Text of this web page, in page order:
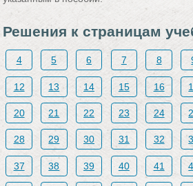
Решения к страницам
4 5 6 7 8
12 13 14 15 16
20 21 22 23 24
28 29 30 31 32
37 38 39 40 41